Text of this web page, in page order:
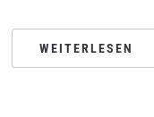
WEITERLESEN